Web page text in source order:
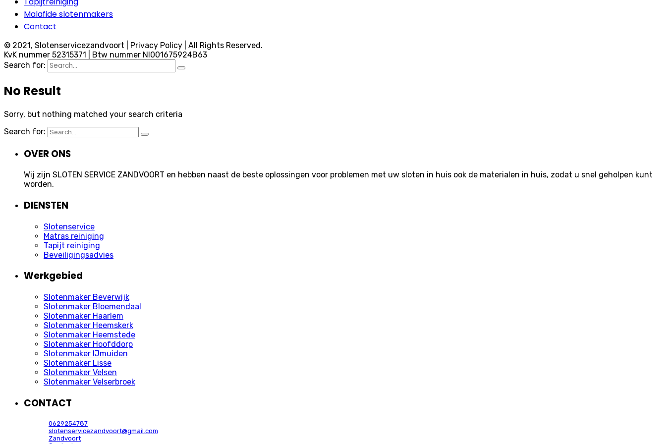
Malafide slotenmakers
Contact
© 2021, Slotenservicezandvoort | Privacy Policy | All Rights Reserved.
KvK nummer 52315371 | Btw nummer Nl001675924B63
Search for:
No Result
Sorry, but nothing matched your search criteria
Search for:
OVER ONS
Wij zijn SLOTEN SERVICE ZANDVOORT en hebben naast de beste oplossingen voor problemen met uw sloten in huis ook de materialen in huis, zodat u snel geholpen kunt
worden.
DIENSTEN
Slotenservice
Matras reiniging
Tapijt reiniging
Beveiligingsadvies
Werkgebied
Slotenmaker Beverwijk
Slotenmaker Bloemendaal
Slotenmaker Haarlem
Slotenmaker Heemskerk
Slotenmaker Heemstede
Slotenmaker Hoofddorp
Slotenmaker IJmuiden
Slotenmaker Lisse
Slotenmaker Velsen
Slotenmaker Velserbroek
CONTACT
0629254787
slotenservicezandvoort@gmail.com
Zandvoort